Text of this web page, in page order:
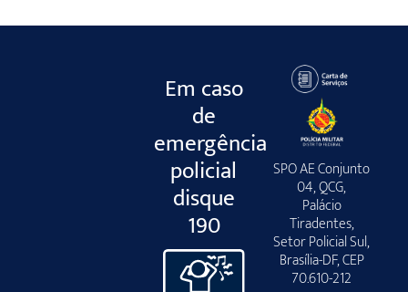
Em caso
de
emergência
policial
disque
190
SPO AE Conjunto
04, QCG,
Palácio
Tiradentes,
Setor Policial Sul,
Brasília-DF, CEP
70.610-212